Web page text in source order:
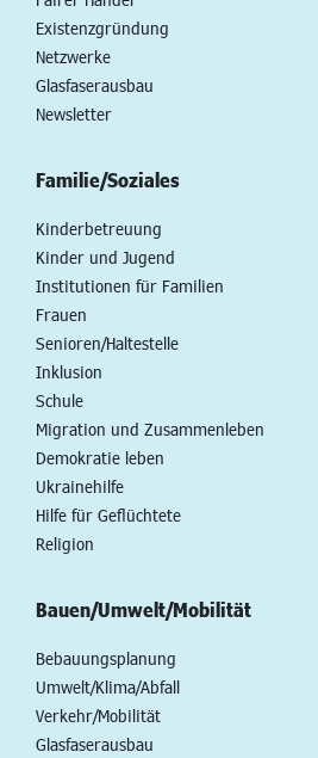
Existenzgründung
Netzwerke
Glasfaserausbau
Newsletter
Familie/Soziales
Kinderbetreuung
Kinder und Jugend
Institutionen für Familien
Frauen
Senioren/Haltestelle
Inklusion
Schule
Migration und Zusammenleben
Demokratie leben
Ukrainehilfe
Hilfe für Geflüchtete
Religion
Bauen/Umwelt/Mobilität
Bebauungsplanung
Umwelt/Klima/Abfall
Verkehr/Mobilität
Glasfaserausbau